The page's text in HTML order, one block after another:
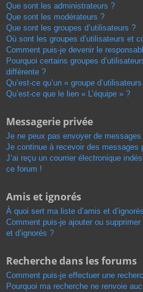
Que sont les administrateurs ?
Que sont les modérateurs ?
Que sont les groupes d’utilisateurs ?
Où sont les groupes d’utilisateurs et
Comment puis-je devenir le
Pourquoi certains groupes
différente ?
Qu’est-ce qu’un « groupe
Qu’est-ce que le lien « L’équipe » ?
Messagerie privée
Je ne peux pas envoyer de
Je continue à recevoir des messages
J’ai reçu un courrier électronique
ce forum !
Amis et ignorés
À quoi sert ma liste d’amis et
Comment puis-je ajouter ou
et d’ignorés ?
Recherche dans les forums
Comment puis-je effectuer une
Pourquoi ma recherche ne renvoie